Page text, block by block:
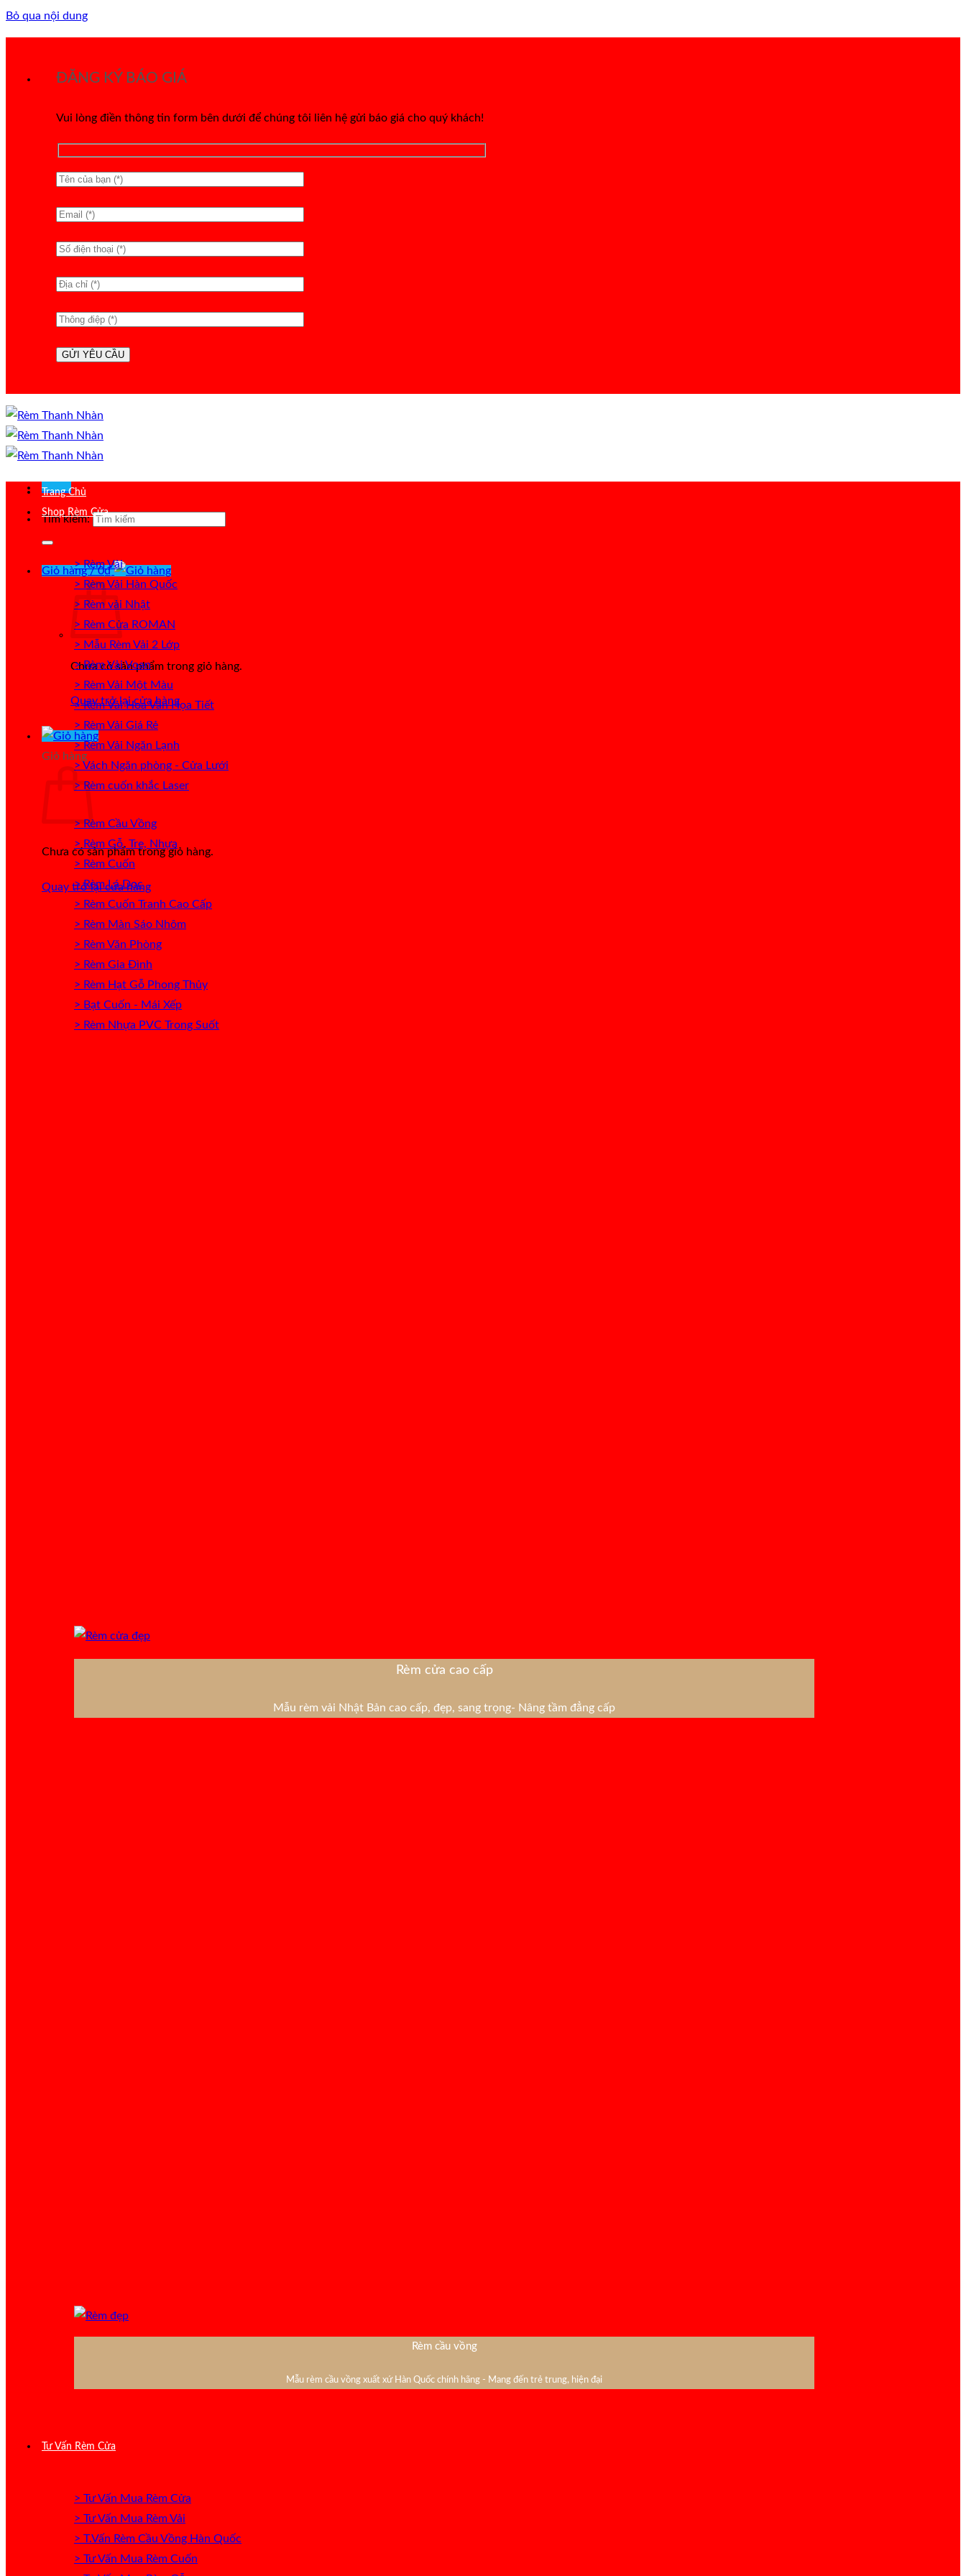
Bỏ qua nội dung
ĐĂNG KÝ BÁO GIÁ
Vui lòng điền thông tin form bên dưới để chúng tôi liên hệ gửi báo giá cho quý khách!
Menu
Tìm kiếm:
Giỏ hàng /0₫
Chưa có sản phẩm trong giỏ hàng.
Quay trở lại cửa hàng
Giỏ hàng
Chưa có sản phẩm trong giỏ hàng.
Quay trở lại cửa hàng
Trang Chủ
Shop Rèm Cửa
> Rèm Vải
> Rèm Vải Hàn Quốc
> Rèm vải Nhật
> Rèm Cửa ROMAN
> Mẫu Rèm Vải 2 Lớp
> Rèm Vải Voan
> Rèm Vải Một Màu
> Rèm Vải Hoa Văn Họa Tiết
> Rèm Vải Giá Rẻ
> Rèm Vải Ngăn Lạnh
> Vách Ngăn phòng - Cửa Lưới
> Rèm cuốn khắc Laser
> Rèm Cầu Vồng
> Rèm Gỗ, Tre, Nhựa
> Rèm Cuốn
> Rèm Lá Dọc
> Rèm Cuốn Tranh Cao Cấp
> Rèm Màn Sáo Nhôm
> Rèm Văn Phòng
> Rèm Gia Đình
> Rèm Hạt Gỗ Phong Thủy
> Bạt Cuốn - Mái Xếp
> Rèm Nhựa PVC Trong Suốt
Rèm cửa cao cấp
Mẫu rèm vải Nhật Bản cao cấp, đẹp, sang trọng- Nâng tầm đẳng cấp
Rèm cầu vồng
Mẫu rèm cầu vồng xuất xứ Hàn Quốc chính hãng - Mang đến trẻ trung, hiện đại
Tư Vấn Rèm Cửa
> Tư Vấn Mua Rèm Cửa
> Tư Vấn Mua Rèm Vải
> T.Vấn Rèm Cầu Vồng Hàn Quốc
> Tư Vấn Mua Rèm Cuốn